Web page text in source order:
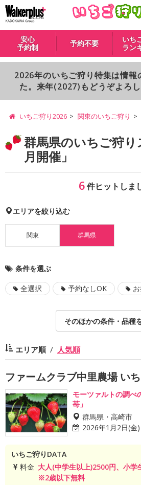
安心
予約制
予約不要
いち
ラン
2026年のいちご狩り特集は情報
た。来年(2027)もどうぞよろし
いちご狩り2026 関東のいちご狩り
群馬県のいちご狩
月開催」
6件ヒットしま
エリアを絞り込む
関東 群馬県
条件を選ぶ
全選択 予約なしOK
そのほかの条件・品種
エリア順 人気順
ファームクラブ中里農場 い
モーツァルトの調べ
苺」
群馬県・高崎市
2026年1月2日(金
いちご狩りDATA
料金 大人(中学生以上)2500円、小学
※2歳以下無料